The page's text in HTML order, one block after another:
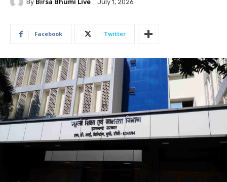
By Birsa Bhumi Live July 1, 2026
Facebook Twitter